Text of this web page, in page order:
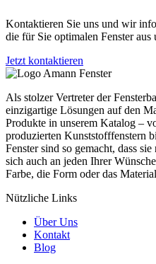
Kontaktieren Sie uns und wir
die für Sie optimalen Fenster
Jetzt kontaktieren
Als stolzer Vertreter der
einzigartige Lösungen auf den
Produkte in unserem Katalog –
produzierten Kunststofffenstern
Fenster sind so gemacht, dass
sich auch an jeden Ihrer
Farbe, die Form oder das
Nützliche Links
Über Uns
Kontakt
Blog